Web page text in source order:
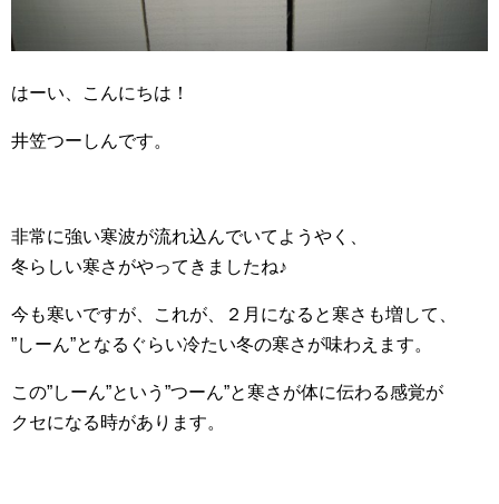
はーい、こんにちは！
井笠つーしんです。
非常に強い寒波が流れ込んでいてようやく、
冬らしい寒さがやってきましたね♪
今も寒いですが、これが、２月になると寒さも増して、
”しーん”となるぐらい冷たい冬の寒さが味わえます。
この”しーん”という”つーん”と寒さが体に伝わる感覚が
クセになる時があります。